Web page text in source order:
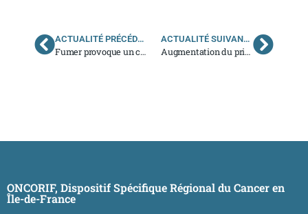
ACTUALITÉ PRÉCÉDENTE
Fumer provoque un changement des cellules pulmonaires propice au cancer
ACTUALITÉ SUIVANTE
Augmentation du prix du tabac : vers un paquet à 10 € à l’horizon 2020
ONCORIF, Dispositif Spécifique Régional du Cancer en
Île-de-France